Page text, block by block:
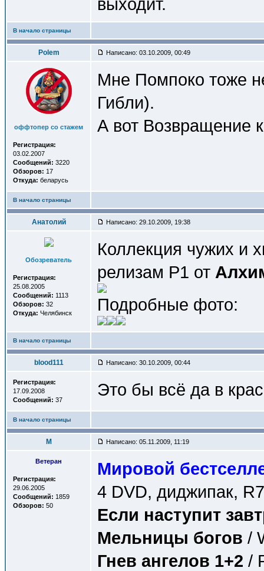
В начало страницы
Polem Написано: 03.10.2009, 00:49
оффтопер со стажем
Регистрация:
03.02.2007
Сообщений: 3220
Обзоров: 17
Откуда: беларусь
Мне Помпоко тоже
Гибли).
А вот Возвращение
В начало страницы
Анатолий Написано: 29.10.2009, 19:38
Обозреватель
Регистрация:
25.08.2005
Сообщений: 1113
Обзоров: 32
Откуда: Челябинск
Коллекция чужих и
релизам Р1 от
Подробные фото:
В начало страницы
blood111 Написано: 30.10.2009, 00:44
Регистрация:
17.09.2008
Сообщений: 37
Это бы всё да в
В начало страницы
M Написано: 05.11.2009, 11:19
Ветеран
Регистрация:
29.06.2005
Сообщений: 1859
Обзоров: 50
Мировой
4 DVD, диджипак,
Если наступит
Мельницы богов /
Гнев ангелов 1+2 /